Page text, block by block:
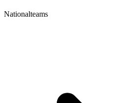
Nationalteams